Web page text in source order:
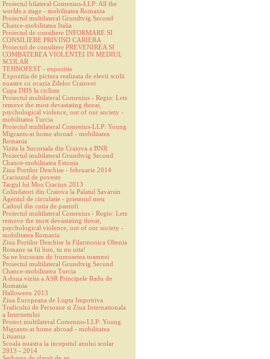
Proiectul bilateral Comenius-LLP: All the
worlds a stage - mobilitatea Romania
Proiectul multilateral Grundtvig Second
Chance-mobilitatea Italia
Proiectul de consiliere INFORMARE SI
CONSILIERE PRIVIND CARIERA
Proiectul de consiliere PREVENIREA SI
COMBATEREA VIOLENTEI IN MEDIUL
SCOLAR
TEHNOFEST - expozitie
Expozitia de pictura realizata de elevii scolii
noastre cu ocazia Zilelor Craiovei
Cupa DHS la ciclism
Proiectul multilateral Comenius - Regio: Lets
remove the most devastating threat,
psychological violence, out of our society -
mobilitatea Turcia
Proiectul multilateral Comenius-LLP: Young
Migrants-at home abroad - mobilitatea
Romania
Vizita la Sucursala din Craiova a BNR
Proiectul multilateral Grundtvig Second
Chance-mobilitatea Estonia
Ziua Portilor Deschise - februarie 2014
Craciunul de poveste
Targul lui Mos Craciun 2013
Colindatori din Craiova la Palatul Savarsin
Agentul de circulatie - prietenul meu
Cadoul din cutia de pantofi
Proiectul multilateral Comenius - Regio: Lets
remove the most devastating threat,
psychological violence, out of our society -
mobilitatea Romania
Ziua Portilor Deschise la Filarmonica Oltenia
Romane sa fii bun, tu nu uita!
Sa ne bucuram de frumusetea toamnei
Proiectul multilateral Grundtvig Second
Chance-mobilitatea Turcia
A doua vizita a ASR Principele Radu de
Romania
Halloween 2013
Ziua Europeana de Lupta Impotriva
Traficului de Persoane si Ziua Internationala
a Internetului
Proiect multilateral Comenius-LLP: Young
Migrants-at home abroad - mobilitatea
Lituania
Scoala noastra la inceputul anului scolar
2013 - 2014